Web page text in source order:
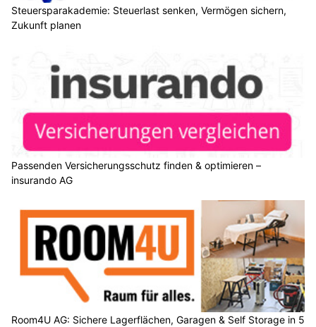
Steuersparakademie: Steuerlast senken, Vermögen sichern,
Zukunft planen
Passenden Versicherungsschutz finden & optimieren –
insurando AG
Room4U AG: Sichere Lagerflächen, Garagen & Self Storage in 5